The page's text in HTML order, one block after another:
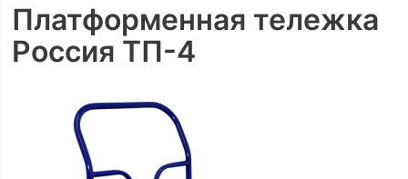
Платформенная тележка
Россия ТП-4